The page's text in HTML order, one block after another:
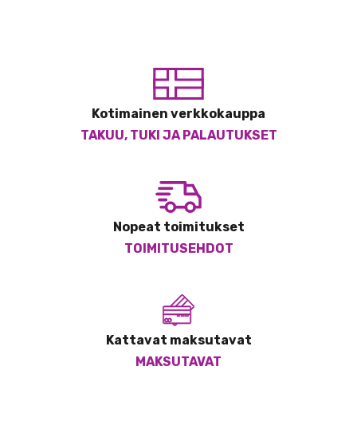
Kotimainen verkkokauppa
TAKUU, TUKI JA PALAUTUKSET
Nopeat toimitukset
TOIMITUSEHDOT
Kattavat maksutavat
MAKSUTAVAT